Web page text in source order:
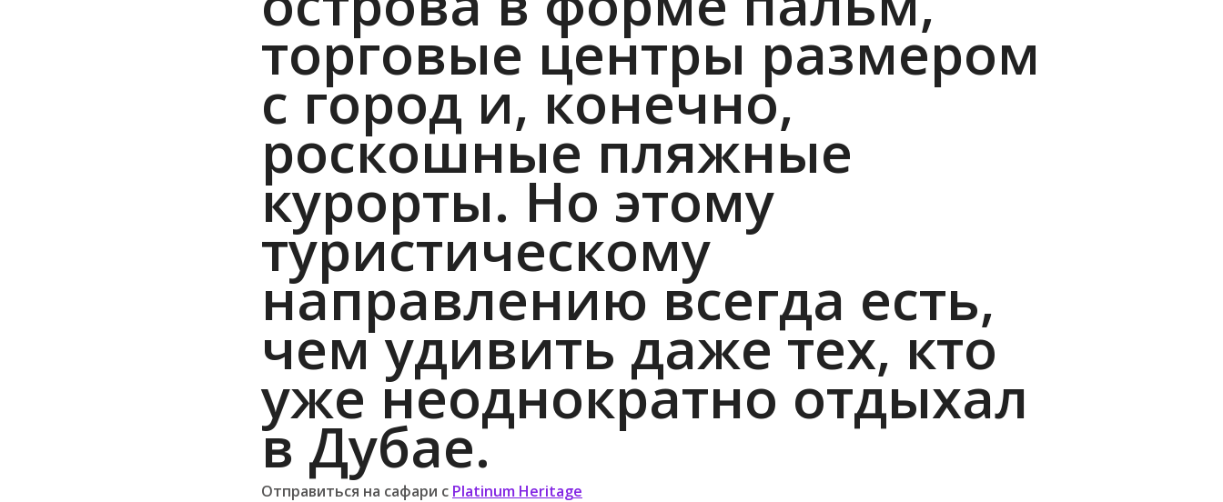
торговые центры размером
с город и, конечно,
роскошные пляжные
курорты. Но этому
туристическому
направлению всегда есть,
чем удивить даже тех, кто
уже неоднократно отдыхал
в Дубае.
Отправиться на сафари с Platinum Heritage